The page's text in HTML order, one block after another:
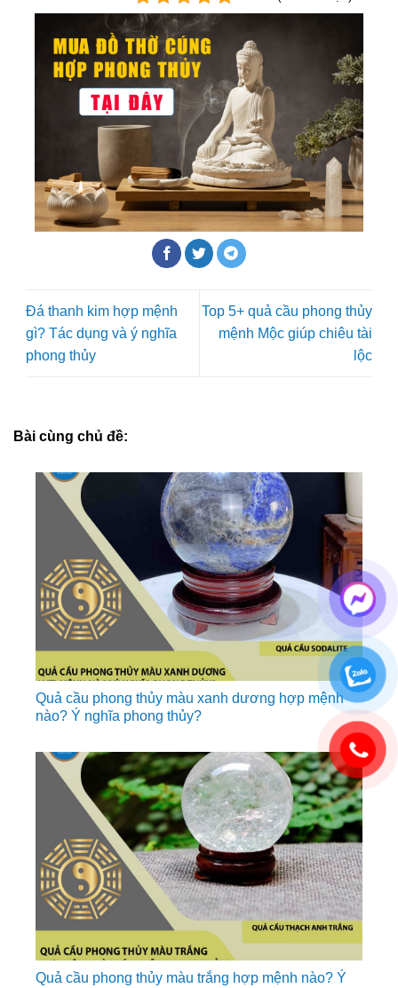
Đá thanh kim hợp mệnh
gì? Tác dụng và ý nghĩa
phong thủy
Top 5+ quả cầu phong thủy
mệnh Mộc giúp chiêu tài
lộc
Bài cùng chủ đề:
Quả cầu phong thủy màu xanh dương hợp mệnh
nào? Ý nghĩa phong thủy?
Quả cầu phong thủy màu trắng hợp mệnh nào? Ý